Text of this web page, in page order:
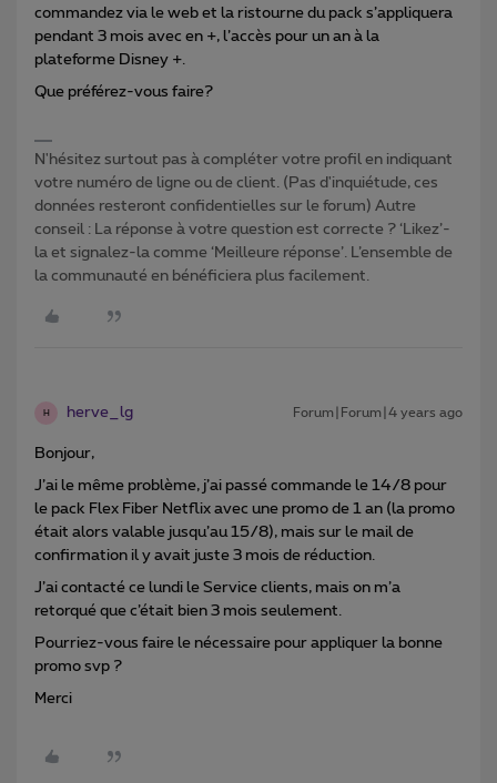
commandez via le web et la ristourne du pack s’appliquera
pendant 3 mois avec en +, l’accès pour un an à la
plateforme Disney +.
Que préférez-vous faire?
N'hésitez surtout pas à compléter votre profil en indiquant
votre numéro de ligne ou de client. (Pas d'inquiétude, ces
données resteront confidentielles sur le forum) Autre
conseil : La réponse à votre question est correcte ? ‘Likez’-
la et signalez-la comme ‘Meilleure réponse’. L’ensemble de
la communauté en bénéficiera plus facilement.
H herve_lg Forum|Forum|4 years ago
Bonjour,
J’ai le même problème, j’ai passé commande le 14/8 pour
le pack Flex Fiber Netflix avec une promo de 1 an (la promo
était alors valable jusqu’au 15/8), mais sur le mail de
confirmation il y avait juste 3 mois de réduction.
J’ai contacté ce lundi le Service clients, mais on m’a
retorqué que c’était bien 3 mois seulement.
Pourriez-vous faire le nécessaire pour appliquer la bonne
promo svp ?
Merci